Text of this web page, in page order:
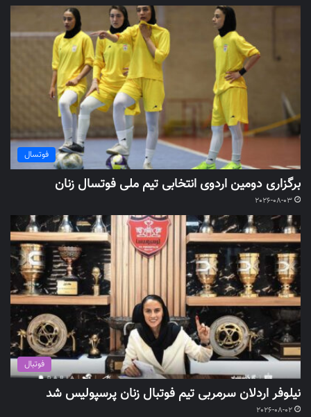
فوتسال
برگزاری دومین اردوی انتخابی تیم ملی فوتسال زنان
2026-08-03
فوتبال
نیلوفر اردلان سرمربی تیم فوتبال زنان پرسپولیس شد
2026-08-02